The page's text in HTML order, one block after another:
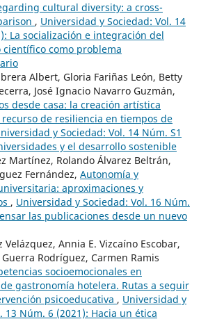
cultural diversity: a cross-
, Universidad y Sociedad: Vol. 14
La socialización e integración del
científico como problema
Albert, Gloria Fariñas León, Betty
José Ignacio Navarro Guzmán,
desde casa: la creación artística
de resiliencia en tiempos de
y Sociedad: Vol. 14 Núm. S1
y el desarrollo sostenible
Martínez, Rolando Álvarez Beltrán,
Fernández, Autonomía y
aproximaciones y
, Universidad y Sociedad: Vol. 16 Núm.
las publicaciones desde un nuevo
Velázquez, Annia E. Vizcaíno Escobar,
Rodríguez, Carmen Ramis
socioemocionales en
gastronomía hotelera. Rutas a seguir
psicoeducativa , Universidad y
13 Núm. 6 (2021): Hacia un ética